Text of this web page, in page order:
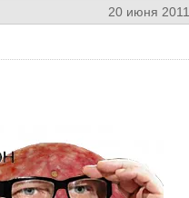
20 июня 2011